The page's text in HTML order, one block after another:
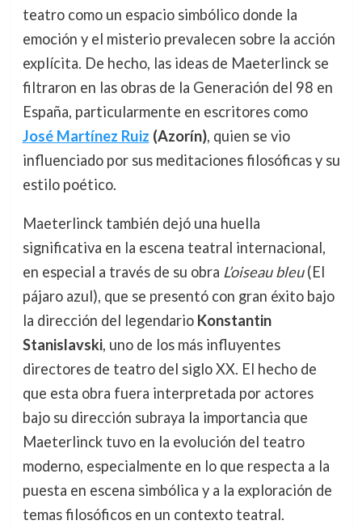
teatro como un espacio simbólico donde la
emoción y el misterio prevalecen sobre la acción
explícita. De hecho, las ideas de Maeterlinck se
filtraron en las obras de la Generación del 98 en
España, particularmente en escritores como
José Martínez Ruiz (Azorín), quien se vio
influenciado por sus meditaciones filosóficas y su
estilo poético.
Maeterlinck también dejó una huella
significativa en la escena teatral internacional,
en especial a través de su obra L’oiseau bleu(El
pájaro azul), que se presentó con gran éxito bajo
la dirección del legendario Konstantin
Stanislavski, uno de los más influyentes
directores de teatro del siglo XX. El hecho de
que esta obra fuera interpretada por actores
bajo su dirección subraya la importancia que
Maeterlinck tuvo en la evolución del teatro
moderno, especialmente en lo que respecta a la
puesta en escena simbólica y a la exploración de
temas filosóficos en un contexto teatral.